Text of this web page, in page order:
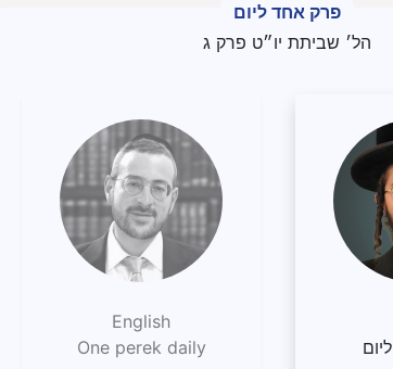
פרק אחד ליום
הל׳ שביתת יו״ט פרק ג
ליום
English
One perek daily